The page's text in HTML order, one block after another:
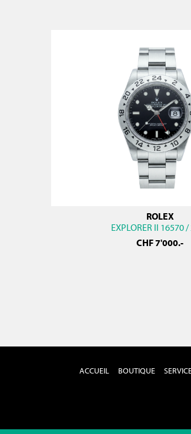
ROLEX
EXPLORER II 16570
CHF7'000.-
ACCUEIL BOUTIQUE